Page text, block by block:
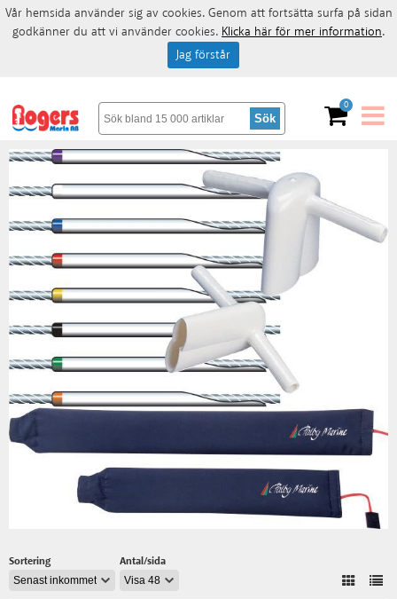
0
Sortering Antal/sida
Vår hemsida använder sig av cookies. Genom att fortsätta surfa på sidan
godkänner du att vi använder cookies. Klicka här för mer information.
Jag förstår